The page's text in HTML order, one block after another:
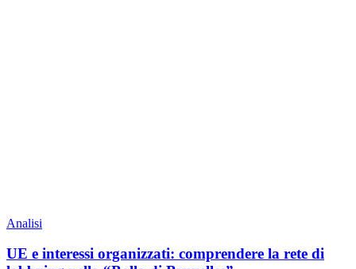
Analisi
UE e interessi organizzati: comprendere la rete di